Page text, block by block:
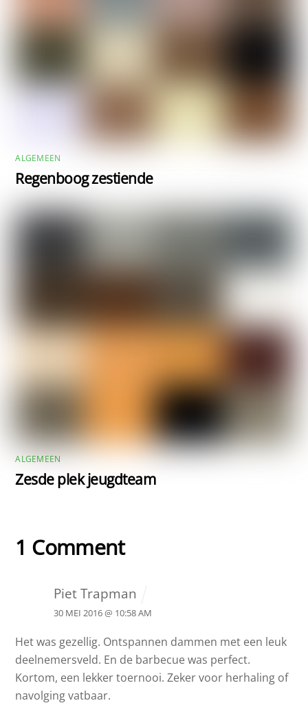
ALGEMEEN
Regenboog zestiende
ALGEMEEN
Zesde plek jeugdteam
1 Comment
Piet Trapman
30 MEI 2016 @ 10:58 AM
Het was gezellig. Ontspannen dammen met een leuk
deelnemersveld. En de barbecue was perfect.
Kortom, een lekker toernooi. Zeker voor herhaling of
navolging vatbaar.